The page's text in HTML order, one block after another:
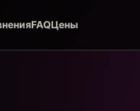
FAQЦены